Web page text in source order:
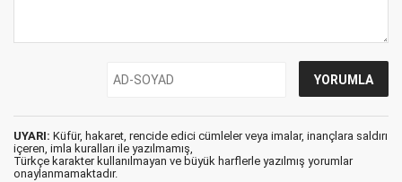
UYARI: Küfür, hakaret, rencide edici cümleler veya imalar, inançlara saldırı
içeren, imla kuralları ile yazılmamış,
Türkçe karakter kullanılmayan ve büyük harflerle yazılmış yorumlar
onaylanmamaktadır.